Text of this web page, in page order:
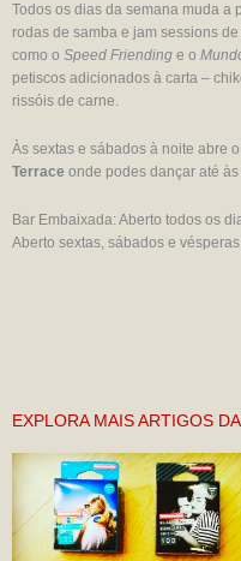
Todos os dias da semana muda a
rodas de samba e jam sessions
como o Speed Friending e o
petiscos adicionados à carta –
rissóis de carne.
Às sextas e sábados à noite abre
Terrace onde podes dançar até
Bar Embaixada: Aberto todos os
Aberto sextas, sábados e
EXPLORA MAIS ARTIGOS